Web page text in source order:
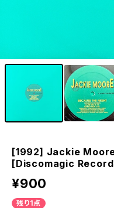
[1992] Jackie
[Discomagic
¥900
残り1点